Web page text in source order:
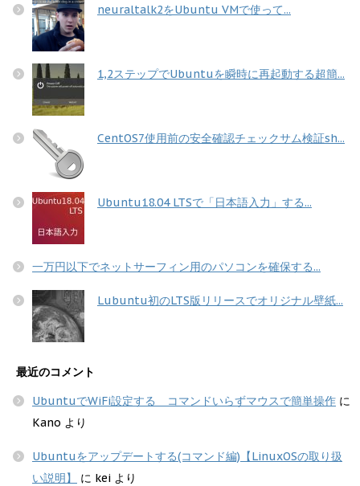
neuraltalk2をUbuntu VMで使って...
1,2ステップでUbuntuを瞬時に再起動する超簡...
CentOS7使用前の安全確認チェックサム検証sh...
Ubuntu18.04 LTSで「日本語入力」する...
一万円以下でネットサーフィン用のパソコンを確保する...
Lubuntu初のLTS版リリースでオリジナル壁紙...
最近のコメント
UbuntuでWiFi設定する コマンドいらずマウスで簡単操作 に
Kano より
Ubuntuをアップデートする(コマンド編)【LinuxOSの取り扱
い説明】
に kei より